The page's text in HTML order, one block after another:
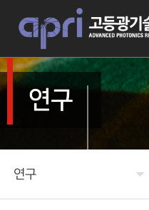
연구
연구